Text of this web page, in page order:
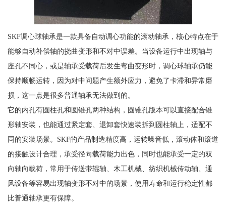
SKF调心球轴承是一款具备自动调心功能的滚动轴承，核心特点在于
能够自动补偿轴的挠曲变形和不对中误差。当设备运行中出现轴与
座孔不同心，或是轴承受载荷后发生弯曲变形时，调心球轴承仍能
保持顺畅运转，因为对中问题产生额外应力，避免了卡滞和异常磨
损，这一点是很多普通轴承无法做到的。
它的内孔有圆柱孔和圆锥孔两种结构，圆锥孔版本可以直接配合锥
形轴安装，也能通过紧定套、退卸套快速装拆到圆柱轴上，适配不
同的安装场景。SKF的产品制造精度高，运转噪音低，滚动体和滚道
的接触设计合理，承受径向载荷能力出色，同时也能承受一定的双
向轴向载荷，常用于传送带辊轴、木工机械、纺织机械传动轴、通
风设备等容易出现轴变形不对中的场景，使用寿命和运行稳定性都
比普通轴承更有保障。